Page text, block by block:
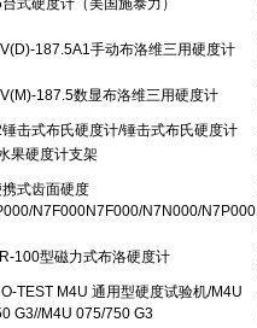
式硬度计（美国施泰力）
187.5A1手动布洛维三用硬度计
187.5数显布洛维三用硬度计
击式布氏硬度计/锤击式布氏硬度计
果硬度计支架
式齿面硬度
N7F000N7F000/N7N000/N7P000
100型磁力式布洛硬度计
TEST M4U 通用型硬度试验机/M4U
G3//M4U 075/750 G3